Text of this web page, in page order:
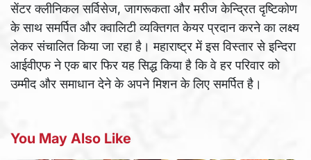
सेंटर क्लीनिकल सर्विसेज, जागरूकता और मरीज केन्द्रित दृष्टिकोण
के साथ समर्पित और क्वालिटी व्यक्तिगत केयर प्रदान करने का लक्ष्य
लेकर संचालित किया जा रहा है। महाराष्ट्र में इस विस्तार से इन्दिरा
आईवीएफ ने एक बार फिर यह सिद्ध किया है कि वे हर परिवार को
उम्मीद और समाधान देने के अपने मिशन के लिए समर्पित है।
You May Also Like